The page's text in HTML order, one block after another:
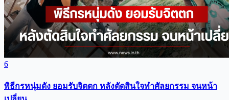
6
พิธีกรหนุ่มดัง ยอมรับจิตตก หลังตัดสินใจทำศัลยกรรม จนหน้า